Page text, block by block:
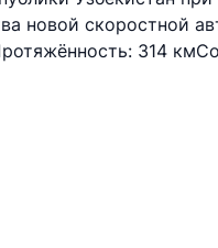
новой скоростной
314